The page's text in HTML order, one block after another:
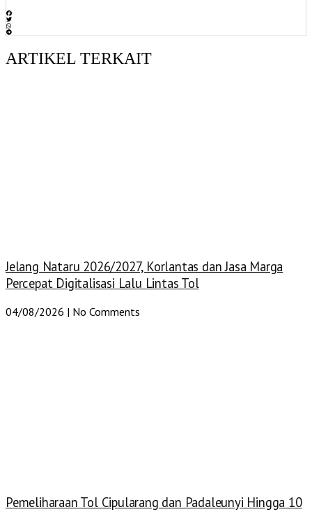
ARTIKEL TERKAIT
Jelang Nataru 2026/2027, Korlantas dan Jasa Marga
Percepat Digitalisasi Lalu Lintas Tol
04/08/2026 No Comments
Pemeliharaan Tol Cipularang dan Padaleunyi Hingga 10